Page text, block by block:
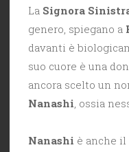
La Signora
genero, spiegano a
davanti è
suo cuore è una
ancora scelto un
Nanashi , ossia
Nanashi è anche